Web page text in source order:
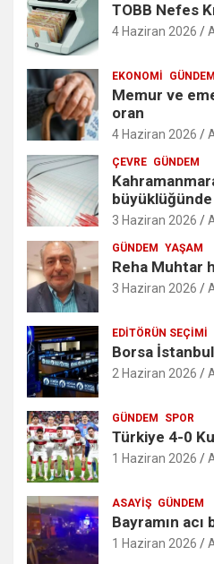
TOBB Nefes
4 Haziran 2026
EKONOMI GÜNDEM
Memur ve
oran
4 Haziran 2026
ÇEVRE GÜNDEM
3 Haziran 2026
GÜNDEM YAŞAM
Reha Muhtar
3 Haziran 2026
EDITÖRÜN SEÇIMI
Borsa
2 Haziran 2026
GÜNDEM SPOR
Türkiye 4-0
1 Haziran 2026
ASAYIŞ GÜNDEM
Bayramın acı
1 Haziran 2026